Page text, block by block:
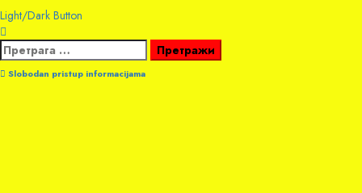
Light/Dark Button
Претрага
за:
Slobodan pristup informacijama